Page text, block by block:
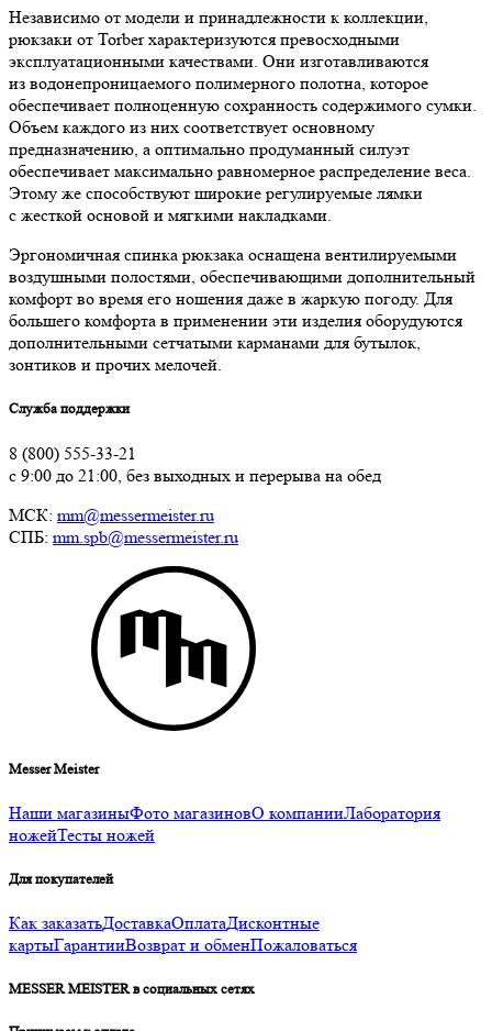
Независимо от модели и принадлежности к коллекции,
рюкзаки от Torber характеризуются превосходными
эксплуатационными качествами. Они изготавливаются
из водонепроницаемого полимерного полотна, которое
обеспечивает полноценную сохранность содержимого сумки.
Объем каждого из них соответствует основному
предназначению, а оптимально продуманный силуэт
обеспечивает максимально равномерное распределение веса.
Этому же способствуют широкие регулируемые лямки
с жесткой основой и мягкими накладками.
Эргономичная спинка рюкзака оснащена вентилируемыми
воздушными полостями, обеспечивающими дополнительный
комфорт во время его ношения даже в жаркую погоду. Для
большего комфорта в применении эти изделия оборудуются
дополнительными сетчатыми карманами для бутылок,
зонтиков и прочих мелочей.
Служба поддержки
8 (800) 555-33-21
с 9:00 до 21:00, без выходных и перерыва на обед
МСК: mm@messermeister.ru
СПБ: mm.spb@messermeister.ru
Messer Meister
Наши магазиныФото магазиновО компанииЛаборатория
ножейТесты ножей
Для покупателей
Как заказатьДоставкаОплатаДисконтные
картыГарантииВозврат и обменПожаловаться
MESSER MEISTER в социальных сетях